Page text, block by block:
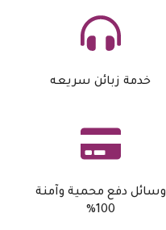
وسائل دفع محمية وآمنة
100%
خدمة زبائن سريعه